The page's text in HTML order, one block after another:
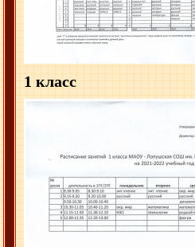
1 класс